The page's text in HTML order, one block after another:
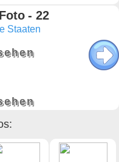
- 22
Staaten